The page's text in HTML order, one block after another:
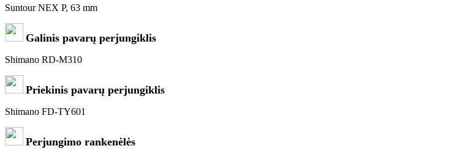
Suntour NEX P, 63 mm
Galinis pavarų perjungiklis
Shimano RD-M310
Priekinis pavarų perjungiklis
Shimano FD-TY601
Perjungimo rankenėlės